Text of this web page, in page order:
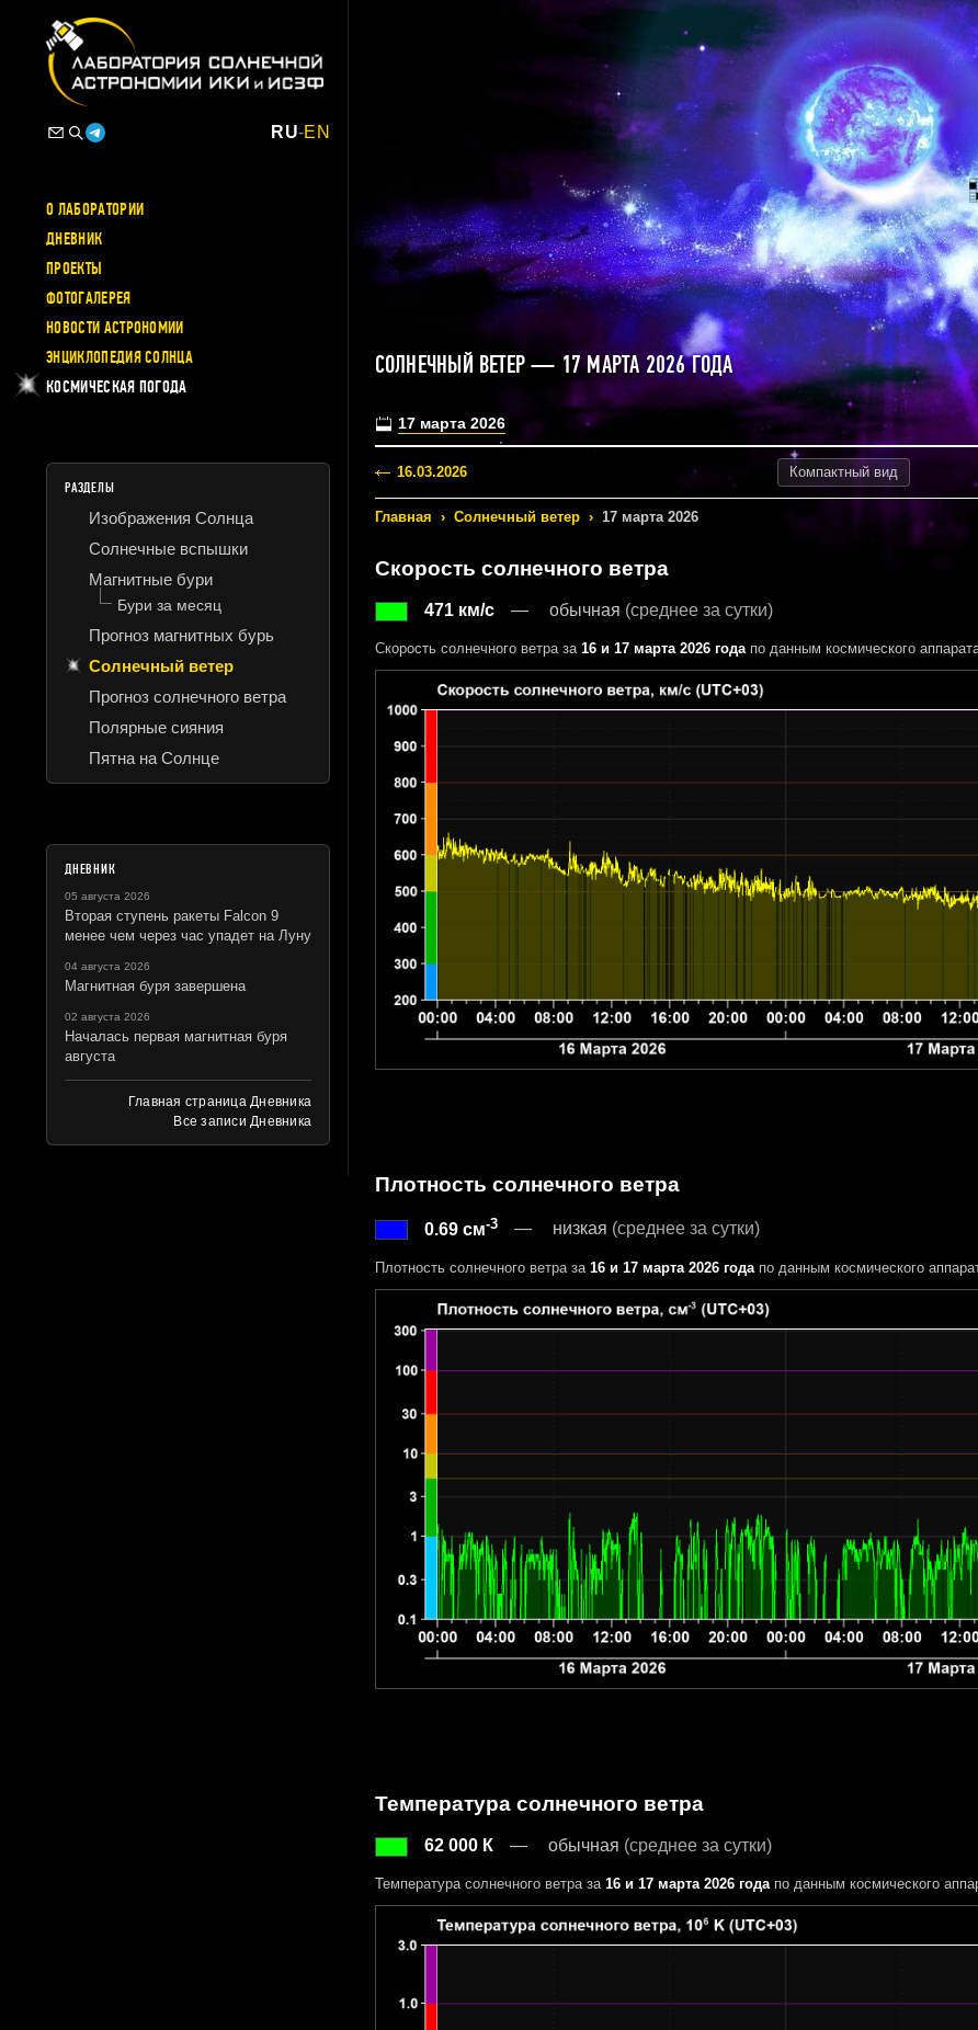
RU-EN
О ЛАБОРАТОРИИ
ДНЕВНИК
ПРОЕКТЫ
ФОТОГАЛЕРЕЯ
НОВОСТИ АСТРОНОМИИ
ЭНЦИКЛОПЕДИЯ СОЛНЦА
КОСМИЧЕСКАЯ ПОГОДА
РАЗДЕЛЫ
Изображения Солнца
Солнечные вспышки
Магнитные бури
Бури за месяц
Прогноз магнитных бурь
Солнечный ветер
Прогноз солнечного ветра
Полярные сияния
Пятна на Солнце
ДНЕВНИК
05 августа 2026
Вторая ступень ракеты Falcon 9
менее чем через час упадет на Луну
04 августа 2026
Магнитная буря завершена
02 августа 2026
Началась первая магнитная буря
августа
Главная страница Дневника
Все записи Дневника
СОЛНЕЧНЫЙ ВЕТЕР — 17 МАРТА 2026 ГОДА
17 марта 2026
16.03.2026 Компактный вид
Главная › Солнечный ветер › 17 марта 2026
Скорость солнечного ветра
471 км/с обычная (среднее за сутки)
Скорость солнечного ветра за 16 и 17 марта 2026 годапо данным космического
Плотность солнечного ветра
0.69 см-3 низкая (среднее за сутки)
Плотность солнечного ветра за 16 и 17 марта 2026 годапо данным космического
Температура солнечного ветра
62 000 К обычная (среднее за сутки)
Температура солнечного ветра за 16 и 17 марта 2026 годапо данным космического